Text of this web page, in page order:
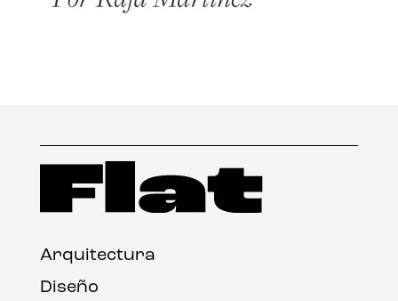
Arquitectura
Diseño